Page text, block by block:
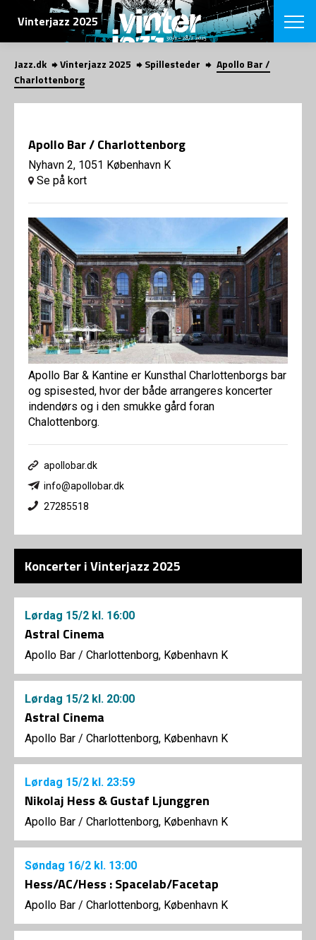
SØG
Vinterjazz 2025
English
Om
Om
Kontakt
Om fonden
Om
SHOP
Jazz.dk Vinterjazz 2025 Spillesteder
Apollo Bar /
Charlottenborg
Apollo Bar / Charlottenborg
Nyhavn 2, 1051 København K
Se på kort
Apollo Bar & Kantine er Kunsthal Charlottenborgs bar
og spisested, hvor der både arrangeres koncerter
indendørs og i den smukke gård foran
Chalottenborg.
apollobar.dk
info@apollobar.dk
27285518
Koncerter i Vinterjazz 2025
Lørdag 15/2 kl. 16:00
Astral Cinema
Apollo Bar / Charlottenborg, København K
Lørdag 15/2 kl. 20:00
Astral Cinema
Apollo Bar / Charlottenborg, København K
Lørdag 15/2 kl. 23:59
Nikolaj Hess & Gustaf Ljunggren
Apollo Bar / Charlottenborg, København K
Søndag 16/2 kl. 13:00
Hess/AC/Hess : Spacelab/Facetap
Apollo Bar / Charlottenborg, København K